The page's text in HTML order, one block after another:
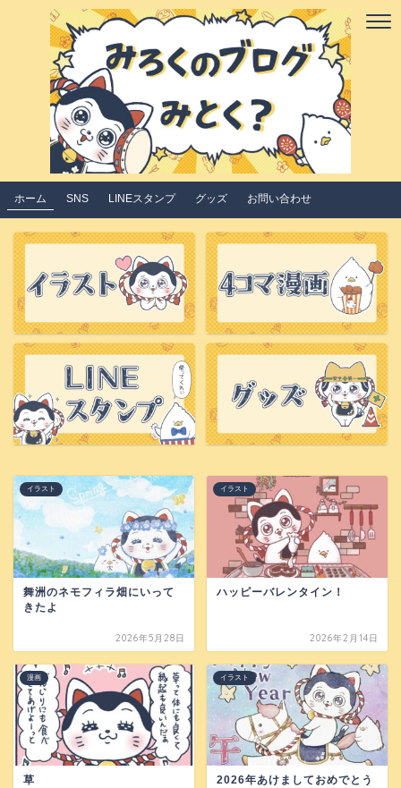
ホーム SNS LINEスタンプ グッズ お問い合わせ
イラスト
舞洲のネモフィラ畑にいって
きたよ
2026年5月28日
イラスト
ハッピーバレンタイン！
2026年2月14日
漫画
草
イラスト
2026年あけましておめでとう